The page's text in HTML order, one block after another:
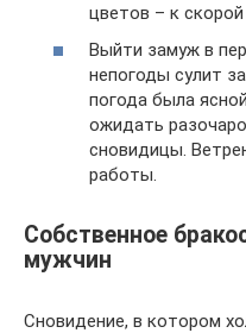
цветов – к
Выйти замуж в
непогоды сулит
погода была
ожидать
сновидицы.
работы.
Собственное
мужчин
Сновидение, в котором